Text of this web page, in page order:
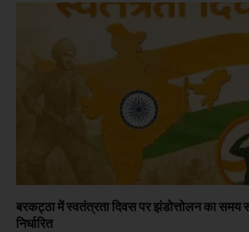
बरकट्ठा में स्वतंत्रता दिवस पर झंडोत्तोलन का समय
निर्धारित